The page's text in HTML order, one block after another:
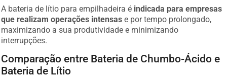
A bateria de lítio para empilhadeira é indicada para empresas
que realizam operações intensas e por tempo prolongado,
maximizando a sua produtividade e minimizando
interrupções.
Comparação entre Bateria de Chumbo-Ácido e
Bateria de Lítio